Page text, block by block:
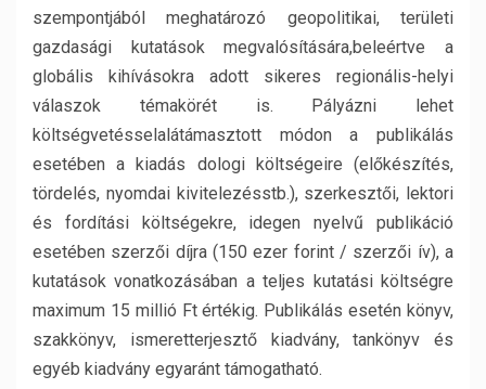
szempontjából meghatározó geopolitikai, területi
gazdasági kutatások megvalósítására,beleértve a
globális kihívásokra adott sikeres regionális-helyi
válaszok témakörét is. Pályázni lehet
költségvetésselalátámasztott módon a publikálás
esetében a kiadás dologi költségeire (előkészítés,
tördelés, nyomdai kivitelezésstb.), szerkesztői, lektori
és fordítási költségekre, idegen nyelvű publikáció
esetében szerzői díjra (150 ezer forint / szerzői ív), a
kutatások vonatkozásában a teljes kutatási költségre
maximum 15 millió Ft értékig. Publikálás esetén könyv,
szakkönyv, ismeretterjesztő kiadvány, tankönyv és
egyéb kiadvány egyaránt támogatható.